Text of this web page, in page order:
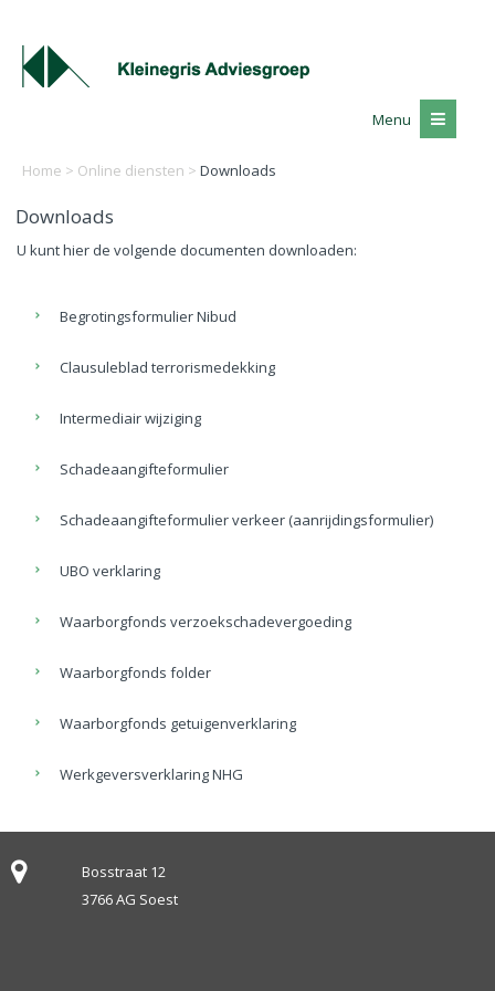
Menu
Home > Online diensten > Downloads
Downloads
U kunt hier de volgende documenten downloaden:
Begrotingsformulier Nibud
Clausuleblad terrorismedekking
Intermediair wijziging
Schadeaangifteformulier
Schadeaangifteformulier verkeer (aanrijdingsformulier)
UBO verklaring
Waarborgfonds verzoekschadevergoeding
Waarborgfonds folder
Waarborgfonds getuigenverklaring
Werkgeversverklaring NHG
Bosstraat 12
3766 AG Soest